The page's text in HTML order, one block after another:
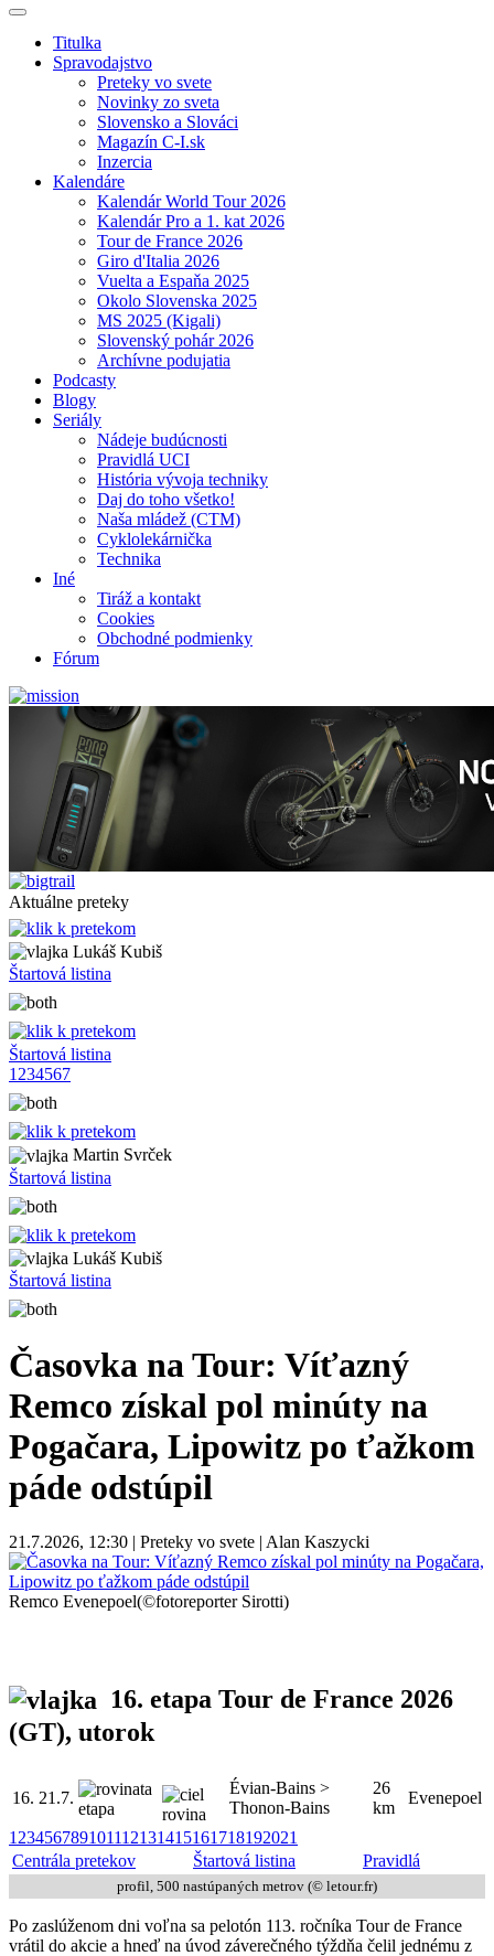
Titulka
Spravodajstvo
Preteky vo svete
Novinky zo sveta
Slovensko a Slováci
Magazín C-I.sk
Inzercia
Kalendáre
Kalendár World Tour 2026
Kalendár Pro a 1. kat 2026
Tour de France 2026
Giro d'Italia 2026
Vuelta a Espaňa 2025
Okolo Slovenska 2025
MS 2025 (Kigali)
Slovenský pohár 2026
Archívne podujatia
Podcasty
Blogy
Seriály
Nádeje budúcnosti
Pravidlá UCI
História vývoja techniky
Daj do toho všetko!
Naša mládež (CTM)
Cyklolekárnička
Technika
Iné
Tiráž a kontakt
Cookies
Obchodné podmienky
Fórum
Aktuálne preteky
Lukáš Kubiš
Štartová listina
Štartová listina
1 234567
Martin Svrček
Štartová listina
Lukáš Kubiš
Štartová listina
Časovka na Tour: Víťazný
Remco získal pol minúty na
Pogačara, Lipowitz po ťažkom
páde odstúpil
21.7.2026, 12:30 | Preteky vo svete | Alan Kaszycki
Remco Evenepoel(©fotoreporter Sirotti)
16. etapa Tour de France 2026
(GT), utorok
16. 21.7.
Évian-Bains >
Thonon-Bains
26
km
Evenepoel
1 23456789101112131415161718192021
Centrála pretekov
Štartová listina Pravidlá
profil, 500 nastúpaných metrov (© letour.fr)
Po zaslúženom dni voľna sa pelotón 113. ročníka Tour de France
vrátil do akcie a hneď na úvod záverečného týždňa čelil jednému z